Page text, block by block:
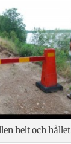
helt och